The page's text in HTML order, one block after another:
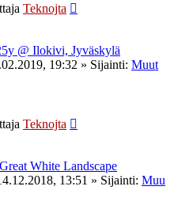
Teknojta
@ Ilokivi, Jyväskylä
19:32 » Sijainti: Muut
Teknojta
White Landscape
13:51 » Sijainti: Muu